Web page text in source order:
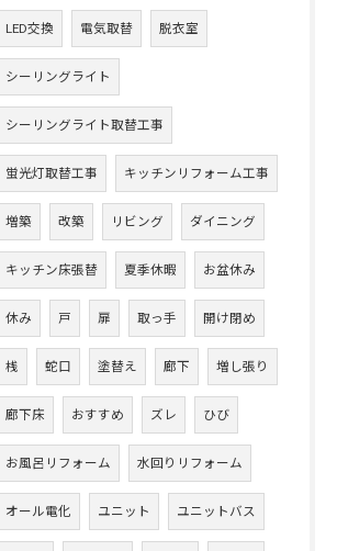
LED交換 電気取替 脱衣室
シーリングライト
シーリングライト取替工事
蛍光灯取替工事 キッチンリフォーム工事
増築 改築 リビング ダイニング
キッチン床張替 夏季休暇 お盆休み
休み 戸 扉 取っ手 開け閉め
桟 蛇口 塗替え 廊下 増し張り
廊下床 おすすめ ズレ ひび
お風呂リフォーム 水回りリフォーム
オール電化 ユニット ユニットバス